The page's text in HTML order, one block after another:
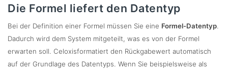
Die Formel liefert den Datentyp
Bei der Definition einer Formel müssen Sie eine Formel-Datentyp.
Dadurch wird dem System mitgeteilt, was es von der Formel
erwarten soll. Celoxisformatiert den Rückgabewert automatisch
auf der Grundlage des Datentyps. Wenn Sie beispielsweise als